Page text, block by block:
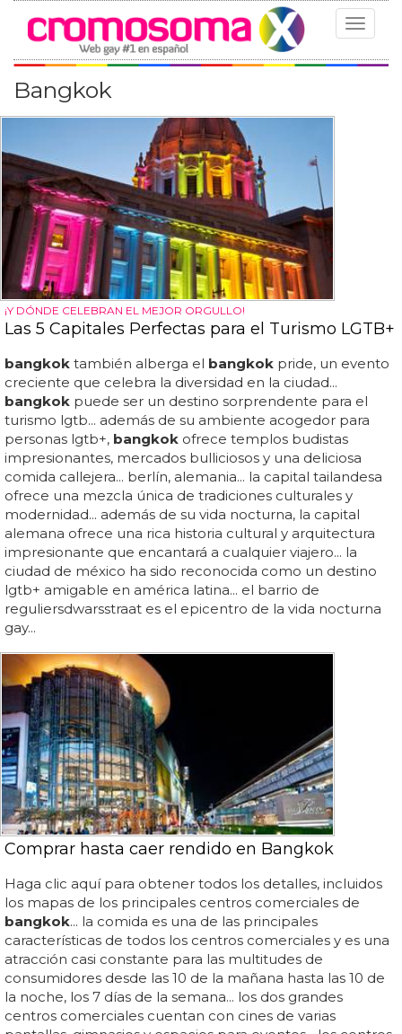
Toggle
Bangkok
¡Y DÓNDE CELEBRAN EL MEJOR ORGULLO!
Las 5 Capitales Perfectas para el Turismo LGTB+
bangkok también alberga el bangkok pride, un evento
creciente que celebra la diversidad en la ciudad...
bangkok puede ser un destino sorprendente para el
turismo lgtb... además de su ambiente acogedor para
personas lgtb+, bangkok ofrece templos budistas
impresionantes, mercados bulliciosos y una deliciosa
comida callejera... berlín, alemania... la capital tailandesa
ofrece una mezcla única de tradiciones culturales y
modernidad... además de su vida nocturna, la capital
alemana ofrece una rica historia cultural y arquitectura
impresionante que encantará a cualquier viajero... la
ciudad de méxico ha sido reconocida como un destino
lgtb+ amigable en américa latina... el barrio de
reguliersdwarsstraat es el epicentro de la vida nocturna
gay...
Comprar hasta caer rendido en Bangkok
Haga clic aquí para obtener todos los detalles, incluidos
los mapas de los principales centros comerciales de
bangkok... la comida es una de las principales
características de todos los centros comerciales y es una
atracción casi constante para las multitudes de
consumidores desde las 10 de la mañana hasta las 10 de
la noche, los 7 días de la semana... los dos grandes
centros comerciales cuentan con cines de varias